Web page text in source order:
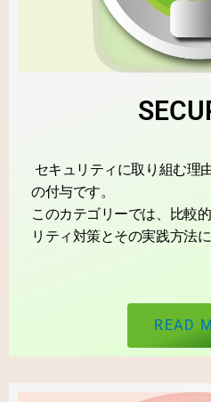
セキュリティに取り組む理
の付与です。
このカテゴリーでは、比較
リティ対策とその実践方法
READ